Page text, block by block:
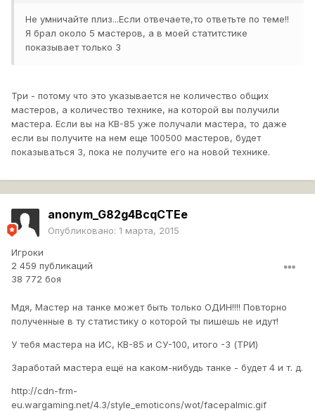
Не умничайте плиз...Если отвечаете,то ответьте по теме!!
Я брал около 5 мастеров, а в моей статитстике
показывает только 3
Три - потому что это указывается не количество общих
мастеров, а количество технике, на которой вы получили
мастера. Если вы на КВ-85 уже получали мастера, то даже
если вы получите на нем еще 100500 мастеров, будет
показываться 3, пока не получите его на новой технике.
anonym_G82g4BcqCTEe
Опубликовано: 1 марта, 2015
Игроки
2 459 публикаций
38 772 боя
Мдя, Мастер на танке может быть только ОДИН!!!! Повторно
полученные в ту статистику о которой ты пишешь не идут!
У тебя мастера на ИС, КВ-85 и СУ-100, итого -3 (ТРИ)
Заработай мастера ещё на каком-нибудь танке - будет 4 и т. д.
http://cdn-frm-
eu.wargaming.net/4.3/style_emoticons/wot/facepalmic.gif